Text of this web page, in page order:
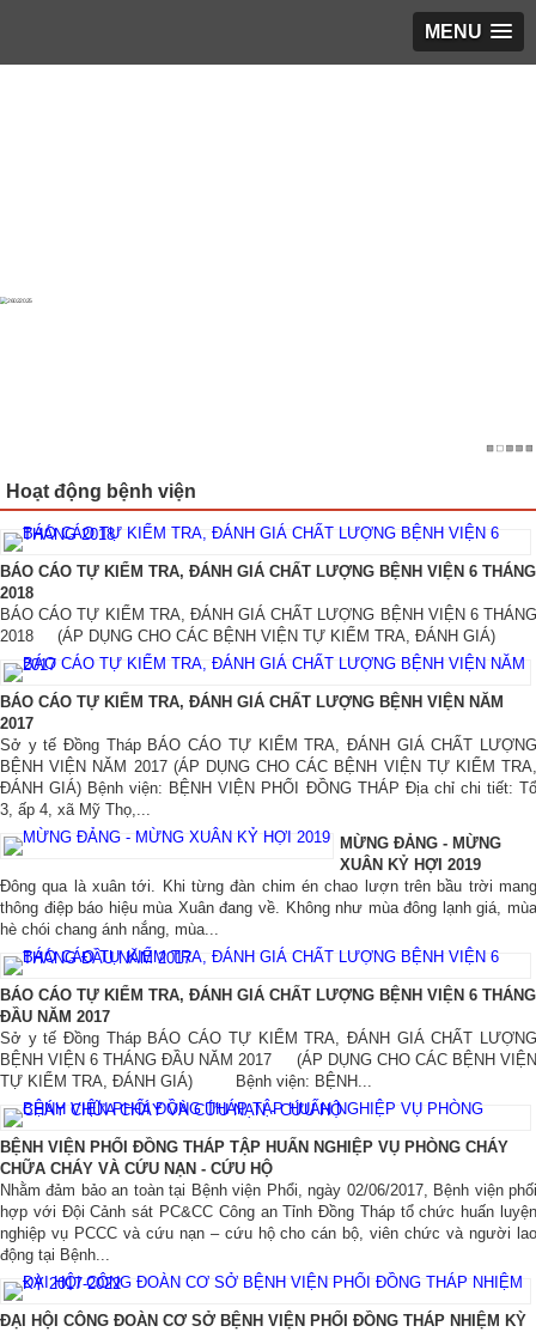
MENU
Hoạt động KH&ĐT
ĐĂNG KÝ KHÁM ▼
Hình ảnh ▼
Liên hệ ▼
Hoạt động bệnh viện
BÁO CÁO TỰ KIỂM TRA, ĐÁNH GIÁ CHẤT LƯỢNG BỆNH VIỆN 6 THÁNG
2018
BÁO CÁO TỰ KIỂM TRA, ĐÁNH GIÁ CHẤT LƯỢNG BỆNH VIỆN 6 THÁNG
2018 (ÁP DỤNG CHO CÁC BỆNH VIỆN TỰ KIỂM TRA, ĐÁNH GIÁ)
BÁO CÁO TỰ KIỂM TRA, ĐÁNH GIÁ CHẤT LƯỢNG BỆNH VIỆN NĂM
2017
Sở y tế Đồng Tháp BÁO CÁO TỰ KIỂM TRA, ĐÁNH GIÁ CHẤT LƯỢNG
BỆNH VIỆN NĂM 2017 (ÁP DỤNG CHO CÁC BỆNH VIỆN TỰ KIỂM TRA,
ĐÁNH GIÁ) Bệnh viện: BỆNH VIỆN PHỔI ĐỒNG THÁP Địa chỉ chi tiết: Tổ
3, ấp 4, xã Mỹ Thọ,...
MỪNG ĐẢNG - MỪNG
XUÂN KỶ HỢI 2019
Đông qua là xuân tới. Khi từng đàn chim én chao lượn trên bầu trời mang
thông điệp báo hiệu mùa Xuân đang về. Không như mùa đông lạnh giá, mùa
hè chói chang ánh nắng, mùa...
BÁO CÁO TỰ KIỂM TRA, ĐÁNH GIÁ CHẤT LƯỢNG BỆNH VIỆN 6 THÁNG
ĐẦU NĂM 2017
Sở y tế Đồng Tháp BÁO CÁO TỰ KIỂM TRA, ĐÁNH GIÁ CHẤT LƯỢNG
BỆNH VIỆN 6 THÁNG ĐẦU NĂM 2017 (ÁP DỤNG CHO CÁC BỆNH VIỆN
TỰ KIỂM TRA, ĐÁNH GIÁ) Bệnh viện: BỆNH...
BỆNH VIỆN PHỔI ĐỒNG THÁP TẬP HUẤN NGHIỆP VỤ PHÒNG CHÁY
CHỮA CHÁY VÀ CỨU NẠN - CỨU HỘ
Nhằm đảm bảo an toàn tại Bệnh viện Phổi, ngày 02/06/2017, Bệnh viện phối
hợp với Đội Cảnh sát PC&CC Công an Tỉnh Đồng Tháp tổ chức huấn luyện
nghiệp vụ PCCC và cứu nạn – cứu hộ cho cán bộ, viên chức và người lao
động tại Bệnh...
ĐẠI HỘI CÔNG ĐOÀN CƠ SỞ BỆNH VIỆN PHỔI ĐỒNG THÁP NHIỆM KỲ